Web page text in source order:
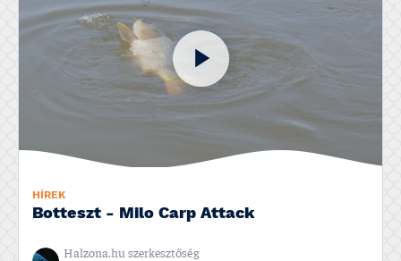
HÍREK
Botteszt - Milo Carp Attack
Halzona.hu szerkesztőség